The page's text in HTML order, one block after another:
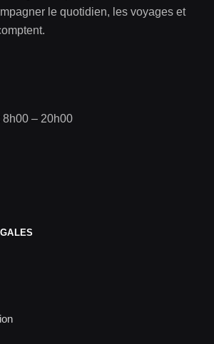
le quotidien, les voyages et
8h00 – 20h00